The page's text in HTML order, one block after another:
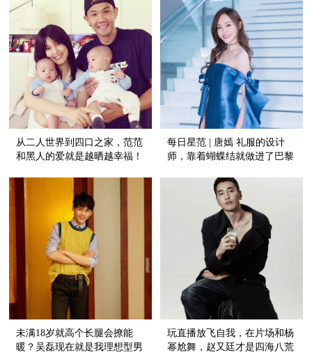
从二人世界到四口之家，范范
和黑人的爱就是越晒越幸福！
每日星范 | 唐嫣 礼服的设计
师，靠着蝴蝶结就做进了巴黎
未满18岁就高个长腿会撩能
暖？吴磊现在就是我理想型男
玩直播放飞自我，在片场和杨
幂尬舞，赵又廷才是四海八荒